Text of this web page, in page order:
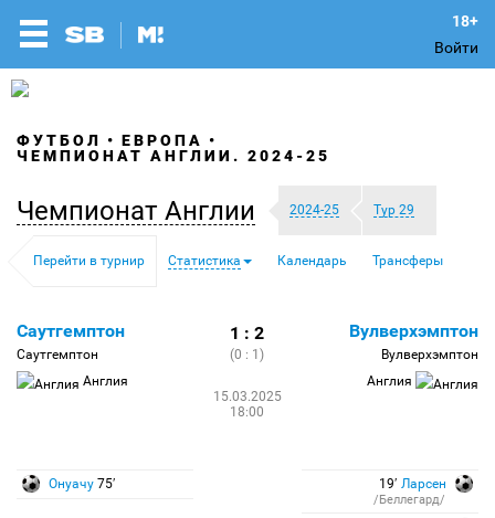
Войти
ФУТБОЛ
ЕВРОПА
ЧЕМПИОНАТ АНГЛИИ. 2024-25
Чемпионат Англии 2024-25 Тур 29
Перейти в турнир Статистика Календарь Трансферы
Саутгемптон
Саутгемптон
Англия
1 : 2
(0 : 1)
15.03.2025
18:00
Вулверхэмптон
Вулверхэмптон
Англия
Онуачу 75′ 19′ Ларсен
/Беллегард/